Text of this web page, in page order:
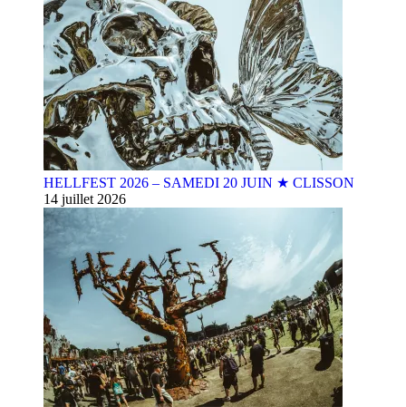
HELLFEST 2026 – SAMEDI 20 JUIN ★ CLISSON
14 juillet 2026